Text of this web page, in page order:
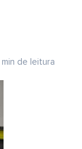
min de leitura